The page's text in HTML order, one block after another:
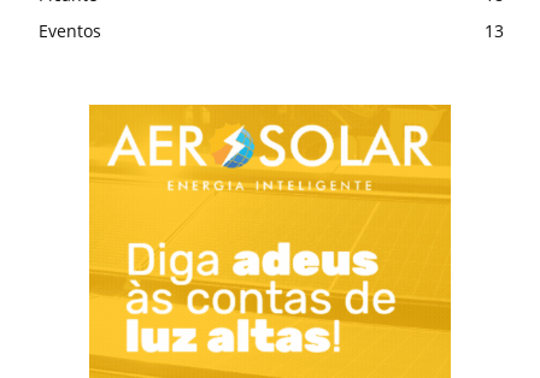
Eventos
13